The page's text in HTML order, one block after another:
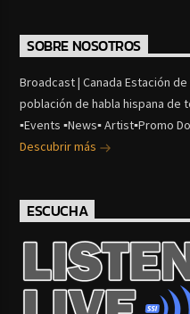
SOBRE NOSOTROS
Broadcast | Canada Estación
población de habla hispana de
▪Events ▪News▪ Artist▪Promo
Descubrir más
ESCUCHA